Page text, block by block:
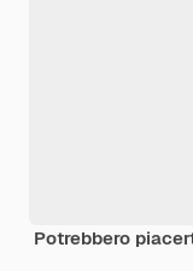
Potrebbero